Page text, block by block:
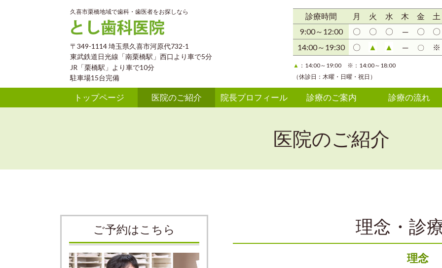
久喜市栗橋地域で歯科・歯医者をお探しなら
〒349-1114 埼玉県久喜市河原代732-1
東武鉄道日光線「南栗橋駅」西口より車で5分
JR「栗橋駅」より車で10分
駐車場15台完備
診療時間 月 火 水 木 金
土
9:00～12:00
〇 〇 〇 ─ 〇
〇
14:00～19:30
〇 ▲ ▲ ─ 〇 ※
▲ ：14:00～19:00 ※：14:00～18:00
（休診日：木曜・日曜・祝日）
トップページ 医院のご紹介 院長プロフィール 診療のご案内 診療の流れ
医院のご紹介
理念・診
理念
ご予約はこちら